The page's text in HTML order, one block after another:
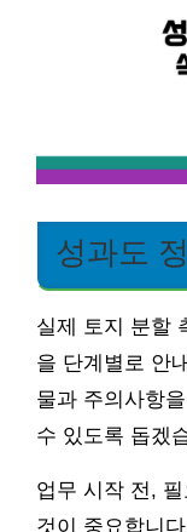
성과도
실제 토지 분할
을 단계별로 안
물과 주의사항
수 있도록 돕겠
업무 시작 전,
것이 중요합니